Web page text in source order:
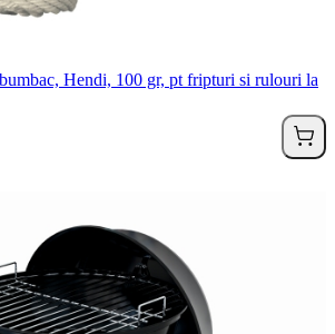
Hendi, 100 gr, pt fripturi si rulouri la